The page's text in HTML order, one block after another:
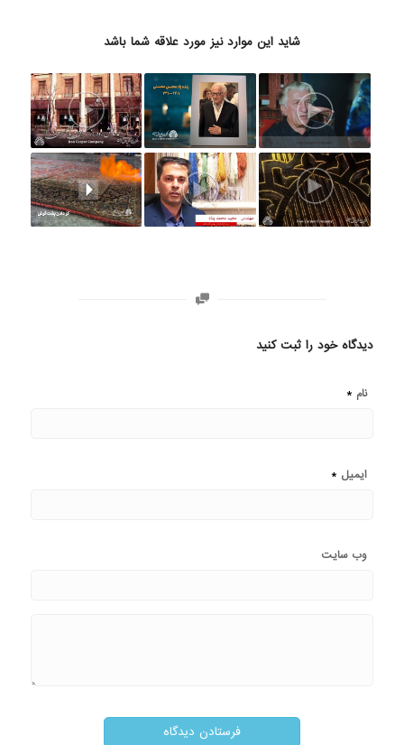
شاید این موارد نیز مورد علاقه شما باشد
دیدگاه خود را ثبت کنید
نام *
ایمیل *
وب‌ سایت